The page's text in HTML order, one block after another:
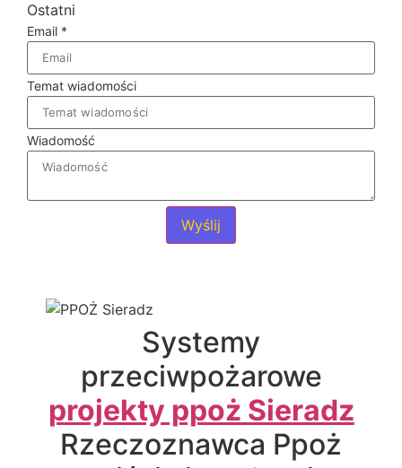
Ostatni
Email *
Temat wiadomości
Wiadomość
Wyślij
Systemy
przeciwpożarowe
projekty ppoż Sieradz
Rzeczoznawca Ppoż